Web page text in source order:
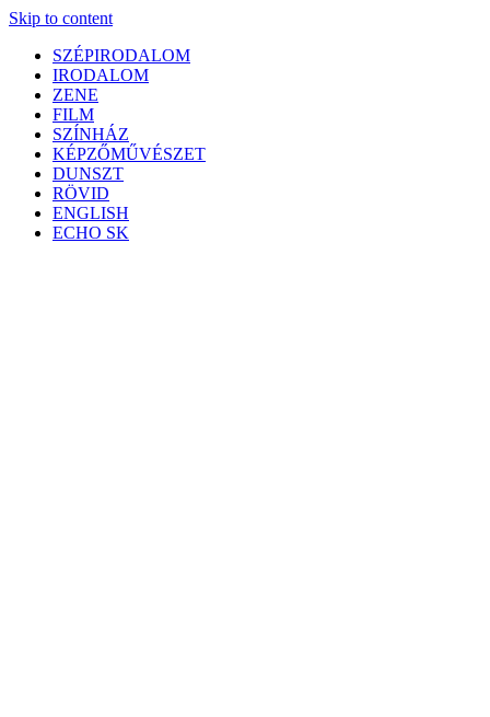
Skip to content
SZÉPIRODALOM
IRODALOM
ZENE
FILM
SZÍNHÁZ
KÉPZŐMŰVÉSZET
DUNSZT
RÖVID
ENGLISH
ECHO SK